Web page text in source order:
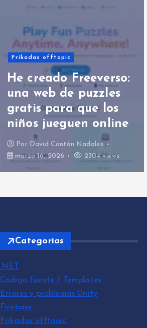
Frikadas offtopic
He creado Freeverso:
una web de puzzles
gratis para que los
niños jueguen online
Por David Cantón Nadales
marzo 16, 2026
2304 views
Categorias
.NET
Código fuente / Templates
Errores y problemas Unity
Firebase
Frikadas offtopic